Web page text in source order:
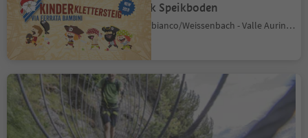
Rock Speikboden
Riobianco/Weissenbach - Valle Aurina/Ahrntal, Sand in Taufers/Campo Tures, Ahrntal/Valle Aurina
Via Ferrata Avventura in
Natura
Riobianco/Weissenbach - Valle Aurina/Ahrntal, Sand in Taufers/Campo Tures, Ahrntal/Valle Aurina